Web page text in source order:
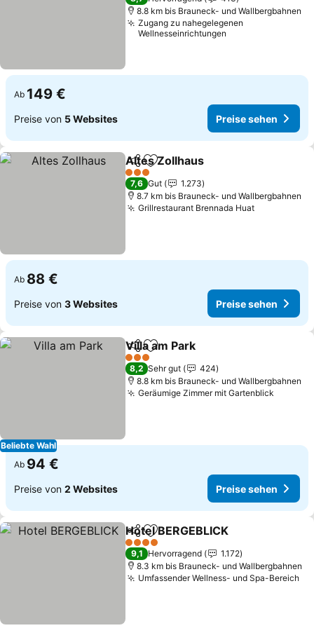
8.8 km bis Brauneck- und Wallbergbahnen
Zugang zu nahegelegenen
Wellnesseinrichtungen
Ab 149 €
Preise von 5 Websites Preise sehen
TeilenZu Favoriten hinzufügen
Altes Zollhaus
3 Sterne
7,6 Gut
1.273
8.7 km bis Brauneck- und Wallbergbahnen
Grillrestaurant Brennada HuatPreise
Ab 88 €
Preise von 3 Websites Preise sehen
Beliebte Wahl
TeilenZu Favoriten hinzufügen
Villa am Park
3 Sterne
8,2 Sehr gut
424
8.8 km bis Brauneck- und Wallbergbahnen
Geräumige Zimmer mit Gartenblick
Ab 94 €
Preise von 2 Websites Preise sehen
TeilenZu Favoriten hinzufügen
Hotel BERGEBLICK
4 Sterne
9,1 Hervorragend
1.172
8.3 km bis Brauneck- und Wallbergbahnen
Umfassender Wellness- und Spa-Bereich